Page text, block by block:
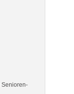
Senioren-